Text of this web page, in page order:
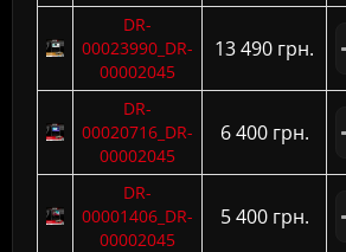
DR-
00023990_DR-
00002045
13 490 грн.
DR-
00020716_DR-
00002045
6 400 грн.
DR-
00001406_DR-
00002045
5 400 грн.